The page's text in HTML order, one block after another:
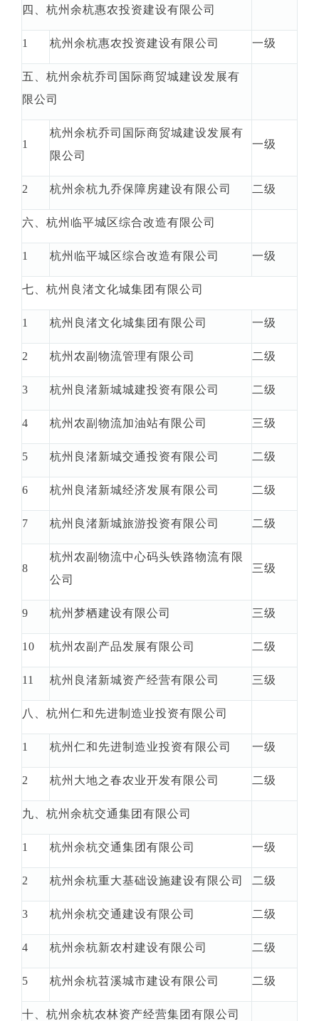
四、杭州余杭惠农投资建设有限公司
1 杭州余杭惠农投资建设有限公司 一级
五、杭州余杭乔司国际商贸城建设发展有
限公司
1
杭州余杭乔司国际商贸城建设发展有
限公司
一级
2 杭州余杭九乔保障房建设有限公司 二级
六、杭州临平城区综合改造有限公司
1 杭州临平城区综合改造有限公司 一级
七、杭州良渚文化城集团有限公司
1 杭州良渚文化城集团有限公司 一级
2 杭州农副物流管理有限公司 二级
3 杭州良渚新城城建投资有限公司 二级
4 杭州农副物流加油站有限公司 三级
5 杭州良渚新城交通投资有限公司 二级
6 杭州良渚新城经济发展有限公司 二级
7 杭州良渚新城旅游投资有限公司 二级
8
杭州农副物流中心码头铁路物流有限
公司
三级
9 杭州梦栖建设有限公司 三级
10 杭州农副产品发展有限公司 二级
11 杭州良渚新城资产经营有限公司 三级
八、杭州仁和先进制造业投资有限公司
1 杭州仁和先进制造业投资有限公司 一级
2 杭州大地之春农业开发有限公司 二级
九、杭州余杭交通集团有限公司
1 杭州余杭交通集团有限公司 一级
2 杭州余杭重大基础设施建设有限公司 二级
3 杭州余杭交通建设有限公司 二级
4 杭州余杭新农村建设有限公司 二级
5 杭州余杭苕溪城市建设有限公司 二级
十、杭州余杭农林资产经营集团有限公司